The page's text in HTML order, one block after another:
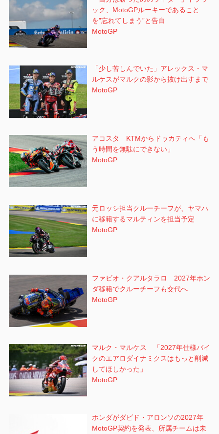
ック、MotoGPルーキーであること
を”忘れてしまう”と告白
MotoGP
「少し苦しんでいた」アレックス・マ
ルケスがマルクの影から抜け出すまで
MotoGP
アコスタ KTMからドゥカティへ「も
う時間を無駄にできない」
MotoGP
元ロッシ担当クルーチーフが、ヤマハ
に移籍するマルティンを担当予定
MotoGP
ファビオ・クアルタラロ 2027年ホン
ダ移籍でクルーチーフも交代へ
MotoGP
マルク・マルケス 「2027年仕様バイ
クのエアロダイナミクスはもっと削減
してほしかった」
MotoGP
ホンダがダビド・アロンソの2027年
MotoGP契約を発表、所属チームは未